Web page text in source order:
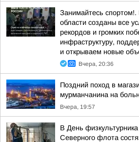
Занимайтесь
области созданы все
рекордов и громких
инфраструктуру,
и открываем новые
Вчера, 20:36
Поздний поход в
мурманчанина на
Вчера, 19:57
В День
Северного флота